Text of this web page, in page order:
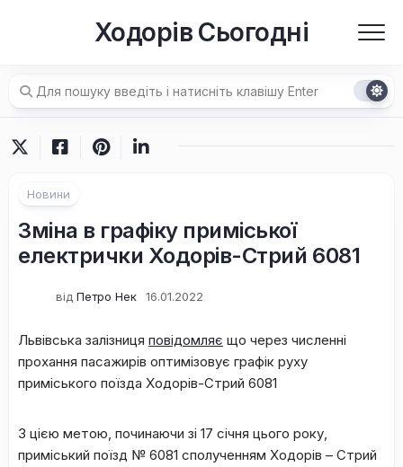
Ходорів Сьогодні
Новини
Зміна в графіку приміської
електрички Ходорів-Стрий 6081
від Петро Нек 16.01.2022
Львівська залізниця повідомляє що через численні
прохання пасажирів оптимізовує графік руху
приміського поїзда Ходорів-Стрий 6081
З цією метою, починаючи зі 17 січня цього року,
приміський поїзд № 6081 сполученням Ходорів – Стрий